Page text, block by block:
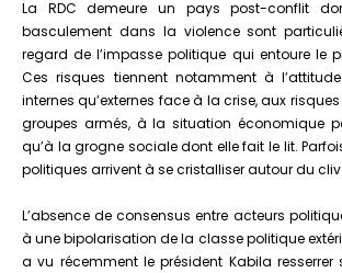
La RDC demeure un pays post-conflit
basculement dans la violence sont
regard de l’impasse politique qui entoure le
Ces risques tiennent notamment à
internes qu’externes face à la crise, aux
groupes armés, à la situation économique
qu’à la grogne sociale dont elle fait le lit.
politiques arrivent à se cristalliser autour du
L’absence de consensus entre acteurs
à une bipolarisation de la classe politique
a vu récemment le président Kabila resserrer